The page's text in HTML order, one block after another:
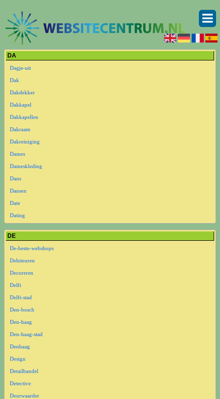
DA
Dagje-uit
Dak
Dakdekker
Dakkapel
Dakkapellen
Dakraam
Dakreiniging
Dames
Dameskleding
Dans
Dansen
Date
Dating
DE
De-beste-webshops
Debiteuren
Decoreren
Delft
Delft-stad
Den-bosch
Den-haag
Den-haag-stad
Denhaag
Design
Detailhandel
Detective
Deurwaarder